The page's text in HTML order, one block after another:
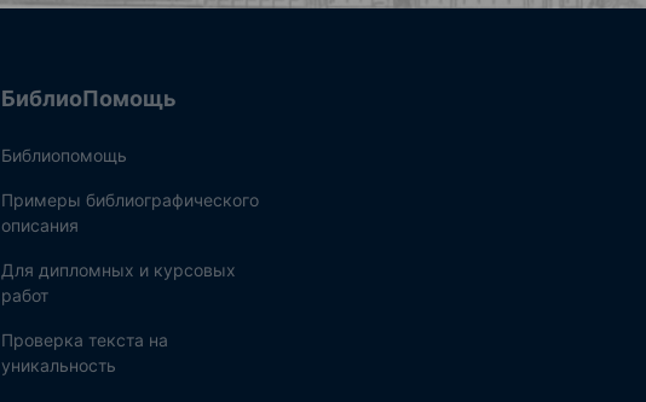
БиблиоПомощь
Библиопомощь
Примеры библиографического
описания
Для дипломных и курсовых
работ
Проверка текста на
уникальность